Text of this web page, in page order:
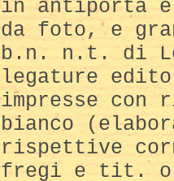
in antiporta
da foto, e
b.n. n.t. di
legature
impresse
bianco
rispettive
fregi e tit.